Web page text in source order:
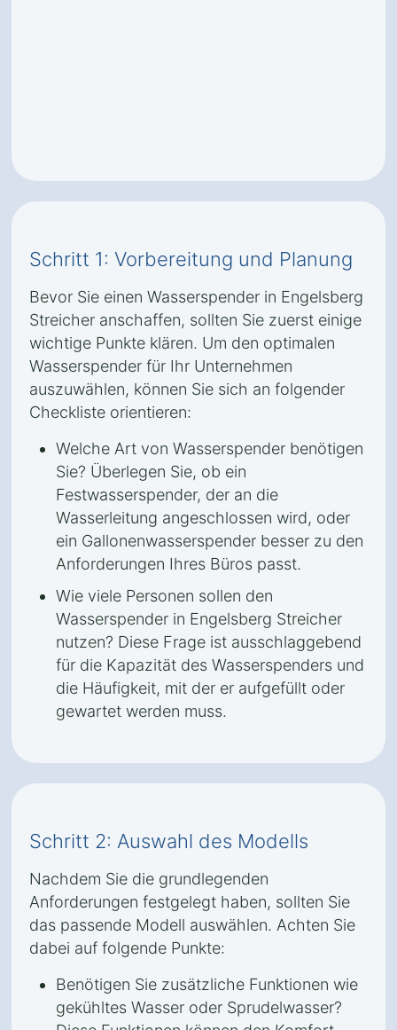
Schritt 1: Vorbereitung und Planung
Bevor Sie einen Wasserspender in Engelsberg
Streicher anschaffen, sollten Sie zuerst einige
wichtige Punkte klären. Um den optimalen
Wasserspender für Ihr Unternehmen
auszuwählen, können Sie sich an folgender
Checkliste orientieren:
Welche Art von Wasserspender benötigen
Sie? Überlegen Sie, ob ein
Festwasserspender, der an die
Wasserleitung angeschlossen wird, oder
ein Gallonenwasserspender besser zu den
Anforderungen Ihres Büros passt.
Wie viele Personen sollen den
Wasserspender in Engelsberg Streicher
nutzen? Diese Frage ist ausschlaggebend
für die Kapazität des Wasserspenders und
die Häufigkeit, mit der er aufgefüllt oder
gewartet werden muss.
Schritt 2: Auswahl des Modells
Nachdem Sie die grundlegenden
Anforderungen festgelegt haben, sollten Sie
das passende Modell auswählen. Achten Sie
dabei auf folgende Punkte:
Benötigen Sie zusätzliche Funktionen wie
gekühltes Wasser oder Sprudelwasser?